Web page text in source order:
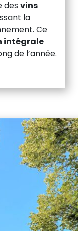
des vins
la
Ce
intégrale
de l’année.